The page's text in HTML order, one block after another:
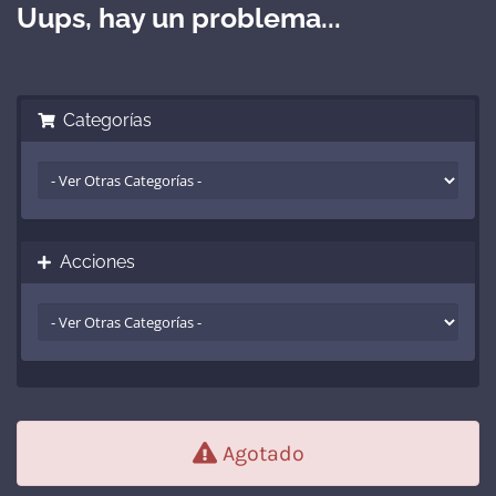
Uups, hay un problema...
Categorías
Acciones
Agotado